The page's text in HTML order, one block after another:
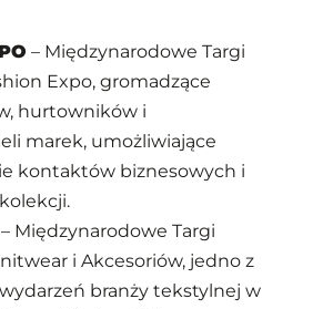
– Międzynarodowe Targi
Expo, gromadzące
hurtowników i
marek, umożliwiające
kontaktów biznesowych i
– Międzynarodowe Targi
i Akcesoriów, jedno z
branży tekstylnej w